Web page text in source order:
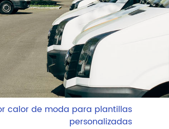
calor de moda para plantillas
personalizadas